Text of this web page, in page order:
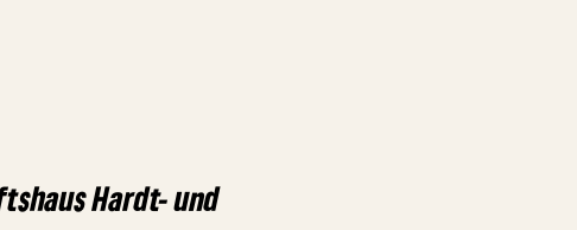
Hardt- und